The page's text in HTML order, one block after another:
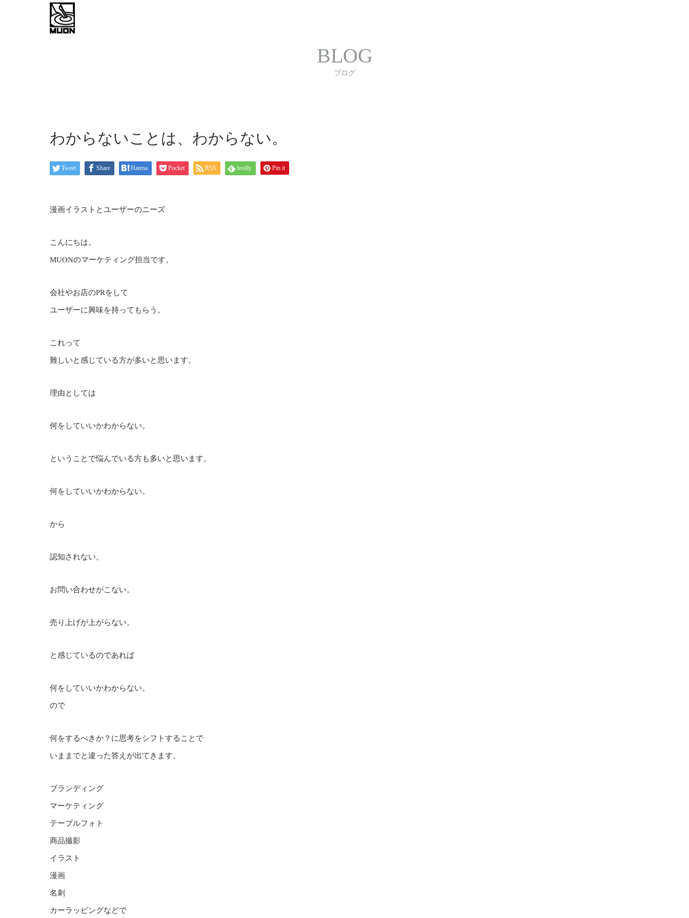
BLOG
ブログ
わからないことは、わからない。
Tweet Share Hatena Pocket RSS feedly Pin it
漫画イラストとユーザーのニーズ
こんにちは。
MUONのマーケティング担当です。
会社やお店のPRをして
ユーザーに興味を持ってもらう。
これって
難しいと感じている方が多いと思います。
理由としては
何をしていいかわからない。
ということで悩んでいる方も多いと思います。
何をしていいかわからない。
から
認知されない。
お問い合わせがこない。
売り上げが上がらない。
と感じているのであれば
何をしていいかわからない。
ので
何をするべきか？に思考をシフトすることで
いままでと違った答えが出てきます。
ブランディング
マーケティング
テーブルフォト
商品撮影
イラスト
漫画
名刺
カーラッピングなどで